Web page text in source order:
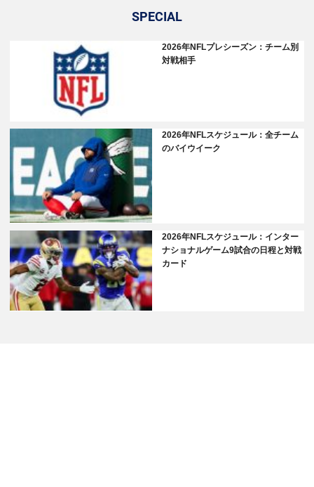
SPECIAL
2026年NFLプレシーズン：チーム別
対戦相手
2026年NFLスケジュール：全チーム
のバイウイーク
2026年NFLスケジュール：インター
ナショナルゲーム9試合の日程と対戦
カード